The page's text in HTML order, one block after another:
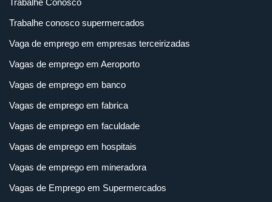
Trabalhe conosco supermercados
Vaga de emprego em empresas terceirizadas
Vagas de emprego em Aeroporto
Vagas de emprego em banco
Vagas de emprego em fabrica
Vagas de emprego em faculdade
Vagas de emprego em hospitais
Vagas de emprego em mineradora
Vagas de Emprego em Supermercados